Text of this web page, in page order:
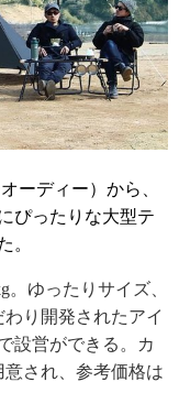
ーディー）から、
ぴったりな大型テ
。
ゆったりサイズ、
り開発されたアイ
設営ができる。カ
され、参考価格は